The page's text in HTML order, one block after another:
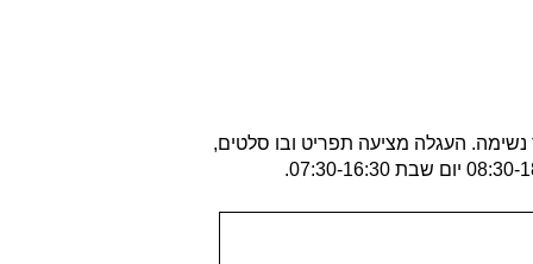
העגלה מציעה תפריט ובו סלטים,